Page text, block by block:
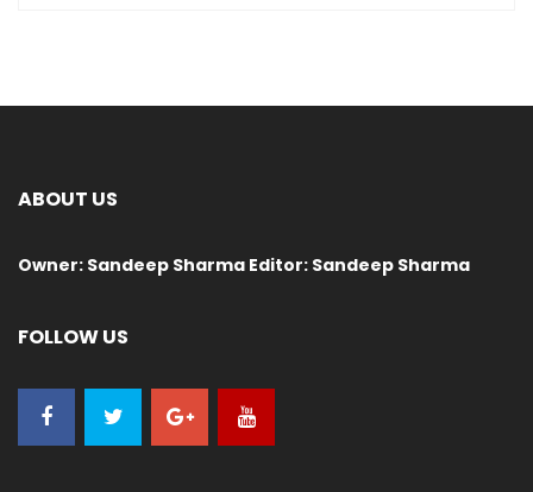
ABOUT US
Owner: Sandeep Sharma Editor: Sandeep Sharma
FOLLOW US